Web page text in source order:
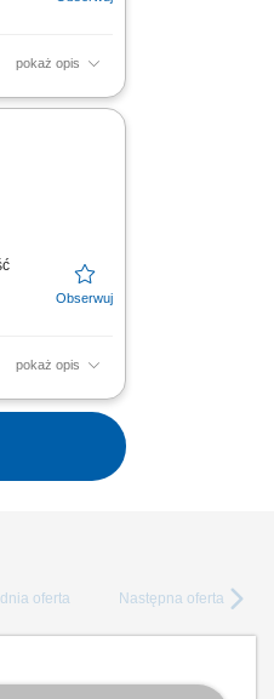
pokaż opis
pokaż opis
oferta Następna oferta